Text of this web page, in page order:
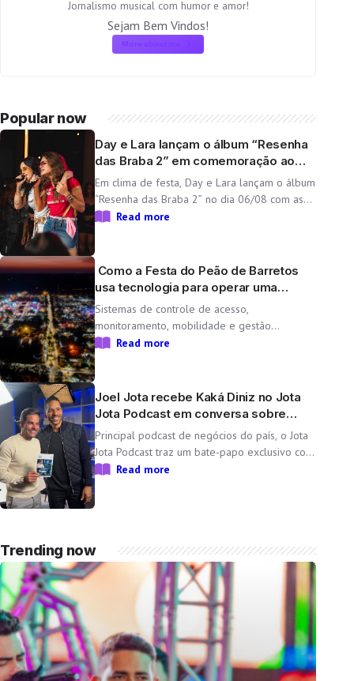
Jornalismo musical com humor e amor!
Sejam Bem Vindos!
More about me
Popular now
Day e Lara lançam o álbum “Resenha
das Braba 2” em comemoração ao
aniversário da dupla
Em clima de festa, Day e Lara lançam o álbum
“Resenha das Braba 2” no dia 06/08 com as
inéditas “Lado Cachorra” e “Doeu em Mim” O
Read more
Como a Festa do Peão de Barretos
usa tecnologia para operar uma
cidade temporária
Sistemas de controle de acesso,
monitoramento, mobilidade e gestão
operacional ajudam a transformar o Parque
Peão de Barretos Durante 11 dias, o Parque
do Peão […]
Read more
Joel Jota recebe Kaká Diniz no Jota
Jota Podcast em conversa sobre
negócios e família
Principal podcast de negócios do país, o Jota
Jota Podcast traz um bate-papo exclusivo com
o empresário e CEO da Non Stop, que
v=mdZzgrZTxoU […]
Read more
Trending now